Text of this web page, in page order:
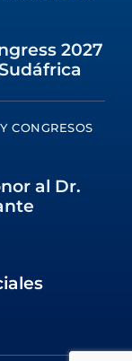
2027
CONGRESOS
al Dr.